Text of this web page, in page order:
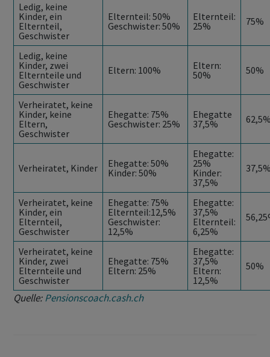
Ledig, keine
Kinder, ein
Elternteil,
Geschwister
Elternteil: 50%
Geschwister: 50%
Elternteil:
25%
75%
Ledig, keine
Kinder, zwei
Elternteile und
Geschwister
Eltern: 100%
Eltern:
50%
50%
Verheiratet, keine
Kinder, keine
Eltern,
Geschwister
Ehegatte: 75%
Geschwister: 25%
Ehegatte
37,5%
Verheiratet, Kinder
Ehegatte: 50%
Kinder: 50%
Ehegatte:
25%
Kinder:
37,5%
Verheiratet, keine
Kinder, ein
Elternteil,
Geschwister
Ehegatte: 75%
Elternteil:12,5%
Geschwister:
12,5%
Ehegatte:
37,5%
Elternteil:
6,25%
Verheiratet, keine
Kinder, zwei
Elternteile und
Geschwister
Ehegatte: 75%
Eltern: 25%
Ehegatte:
37,5%
Eltern:
12,5%
50%
Quelle:Pensionscoach.cash.ch